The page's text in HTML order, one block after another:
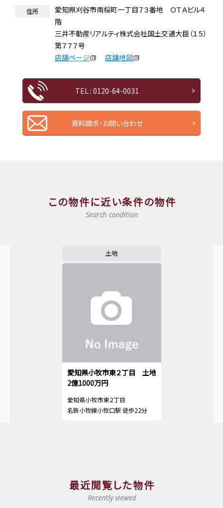
住所
愛知県刈谷市南桜町一丁目７３番地 ＯＴＡビル４
階
三井不動産リアルティ株式会社国土交通大臣（１５）
第７７７号
店舗ページ
店舗地図
TEL : 0120-64-0031
資料請求・お問い合わせ
この物件に近い条件の物件
Search condition
土地
愛知県小牧市東２丁目 土地
2億1000万円
愛知県小牧市東２丁目
名鉄小牧線小牧口駅 徒歩22分
最近閲覧した物件
Recently viewed